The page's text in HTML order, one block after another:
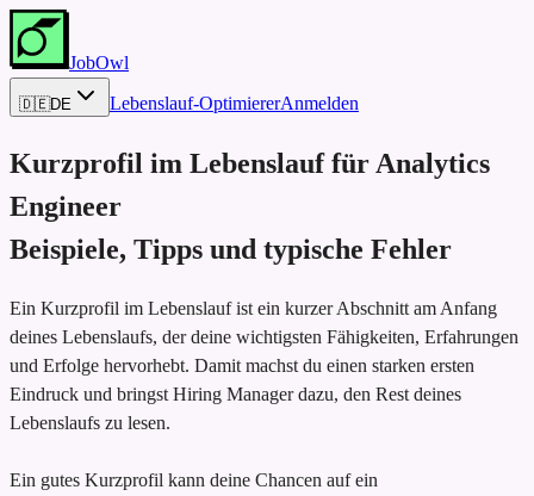
JobOwl
🇩🇪DE Lebenslauf-OptimiererAnmelden
Kurzprofil im Lebenslauf für Analytics
Engineer
Beispiele, Tipps und typische Fehler
Ein Kurzprofil im Lebenslauf ist ein kurzer Abschnitt am Anfang
deines Lebenslaufs, der deine wichtigsten Fähigkeiten, Erfahrungen
und Erfolge hervorhebt. Damit machst du einen starken ersten
Eindruck und bringst Hiring Manager dazu, den Rest deines
Lebenslaufs zu lesen.
Ein gutes Kurzprofil kann deine Chancen auf ein